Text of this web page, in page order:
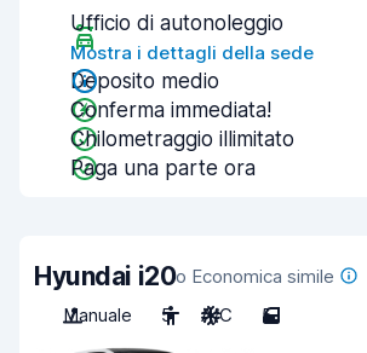
Ufficio di autonoleggio
Mostra i dettagli della sede
Deposito medio
Conferma immediata!
Chilometraggio illimitato
Paga una parte ora
Hyundai i20o Economica simile
Manuale
5 A/C 5